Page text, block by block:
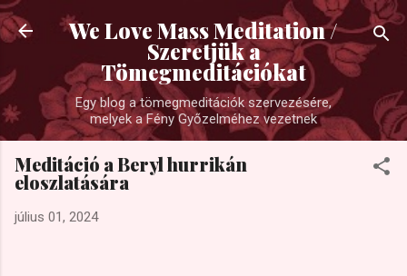
Ugrás a fő tartalomra
We Love Mass Meditation /
Szeretjük a
Tömegmeditációkat
Egy blog a tömegmeditációk szervezésére,
melyek a Fény Győzelméhez vezetnek
Meditáció a Beryl hurrikán
eloszlatására
július 01, 2024